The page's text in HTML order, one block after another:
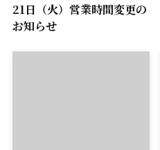
21日（火）営業時間変更の
お知らせ